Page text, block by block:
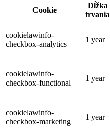
Cookie
Dĺžka
trvania
cookielawinfo-
checkbox-analytics
1 year
cookielawinfo-
checkbox-functional
1 year
cookielawinfo-
checkbox-marketing
1 year